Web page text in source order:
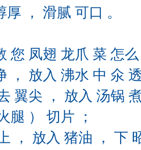
， 滑腻 可口 。
您 凤翅 龙爪 菜 怎
， 放入 沸水 中 氽
翼尖 ， 放入 汤锅
腿 ） 切片 ；
， 放入 猪油 ， 下